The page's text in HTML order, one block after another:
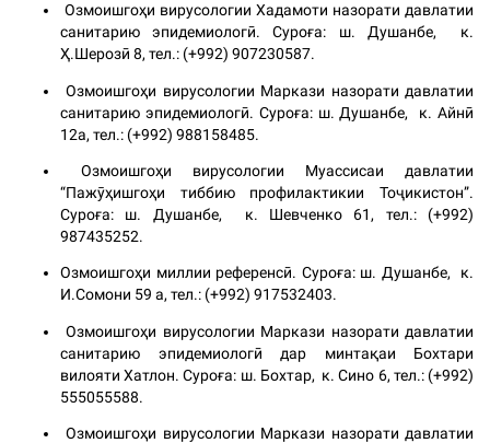
Озмоишгоҳи вирусологии Хадамоти назорати давлатии
санитарию эпидемиологӣ. Суроға: ш. Душанбе, к.
Ҳ.Шерозӣ 8, тел.: (+992) 907230587.
Озмоишгоҳи вирусологии Маркази назорати давлатии
санитарию эпидемиологӣ. Суроға: ш. Душанбе, к. Айнӣ
12а, тел.: (+992) 988158485.
Озмоишгоҳи вирусологии Муассисаи давлатии
“Пажӯҳишгоҳи тиббию профилактикии Тоҷикистон”.
Суроға: ш. Душанбе, к. Шевченко 61, тел.: (+992)
987435252.
Озмоишгоҳи миллии референсӣ. Суроға: ш. Душанбе, к.
И.Сомони 59 а, тел.: (+992) 917532403.
Озмоишгоҳи вирусологии Маркази назорати давлатии
санитарию эпидемиологӣ дар минтақаи Бохтари
вилояти Хатлон. Суроға: ш. Бохтар, к. Сино 6, тел.: (+992)
555055588.
Озмоишгоҳи вирусологии Маркази назорати давлатии